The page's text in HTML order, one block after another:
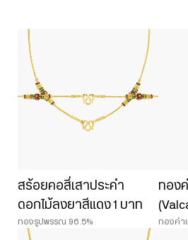
สร้อยคอสี่เสาประคำ
ดอกไม้ลงยาสีแดง 1 บาท
ทองรูปพรรณ 96.5%
ทอง
ทองคำ